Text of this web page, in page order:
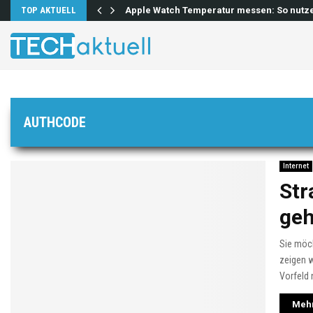
TOP AKTUELL Apple Watch Temperatur messen: So
AUTHCODE
Internet
Sie
zeigen
Vorfeld